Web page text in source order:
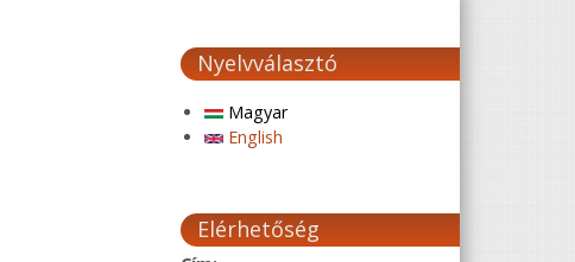
Nyelvválasztó
Magyar
English
Elérhetőség